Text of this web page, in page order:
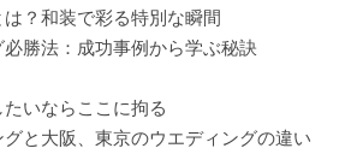
？和装で彩る特別な瞬間
勝法：成功事例から学ぶ秘訣
いならここに拘る
と大阪、東京のウエディングの違い